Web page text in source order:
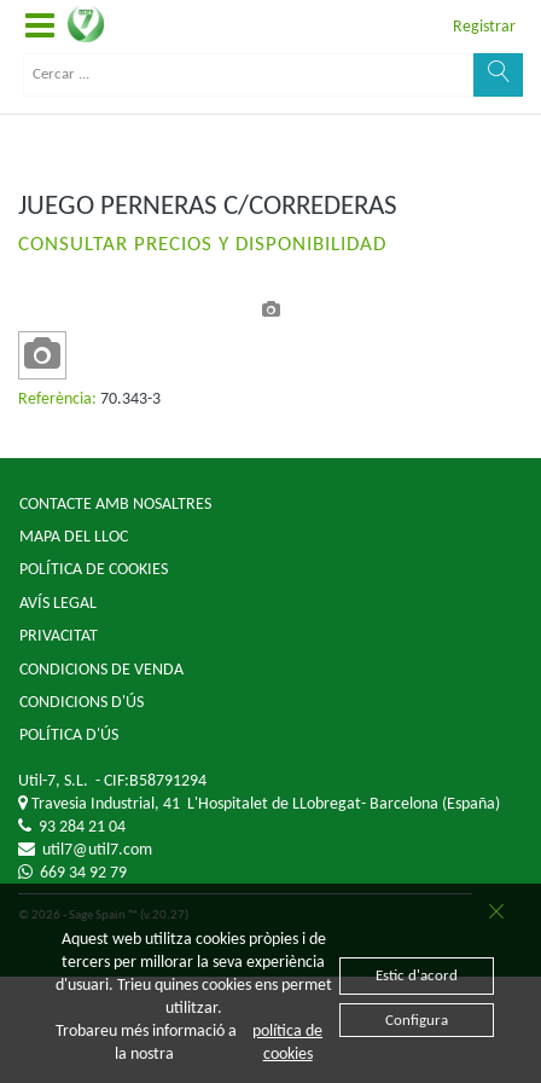
Registrar
JUEGO PERNERAS C/CORREDERAS
CONSULTAR PRECIOS Y DISPONIBILIDAD
Referència: 70.343-3
CONTACTE AMB NOSALTRES
MAPA DEL LLOC
POLÍTICA DE COOKIES
AVÍS LEGAL
PRIVACITAT
CONDICIONS DE VENDA
CONDICIONS D'ÚS
POLÍTICA D'ÚS
Util-7, S.L. - CIF:B58791294
Travesia Industrial, 41 L'Hospitalet de LLobregat- Barcelona (España)
93 284 21 04
util7@util7.com
669 34 92 79
© 2026 - Sage Spain ™ (v.20.27)
Aquest web utilitza cookies pròpies i de
tercers per millorar la seva experiència
d'usuari. Trieu quines cookies ens permet
utilitzar.
Trobareu més informació a
la nostra
política de
cookies
Estic d'acord
Configura